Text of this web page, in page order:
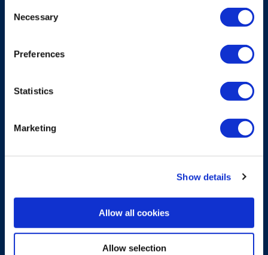
Selection
Necessary
Preferences
Statistics
Marketing
Show details
Allow all cookies
Allow selection
Una correa sencilla para transmisor para uso